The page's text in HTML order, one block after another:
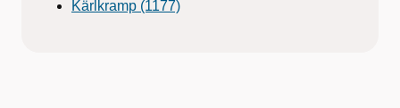
Kärlkramp (1177)